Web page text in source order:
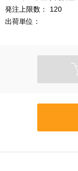
発注上限数：
120
出荷単位：